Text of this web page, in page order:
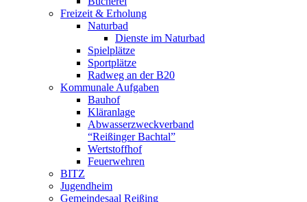
Freizeit & Erholung
Naturbad
Dienste im Naturbad
Spielplätze
Sportplätze
Radweg an der B20
Kommunale Aufgaben
Bauhof
Kläranlage
Abwasserzweckverband
“Reißinger Bachtal”
Wertstoffhof
Feuerwehren
BITZ
Jugendheim
Gemeindesaal Reißing